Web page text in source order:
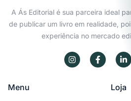
A Ás Editorial é sua parceira ideal
de publicar um livro em realidade,
experiência no mercado
Menu Loja